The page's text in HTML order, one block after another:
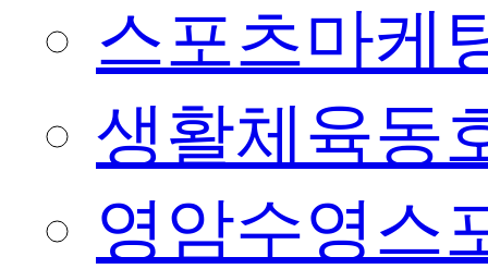
스포츠마케
생활체육동
영암수영스